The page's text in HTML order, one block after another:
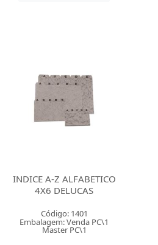
INDICE A-Z ALFABETICO
4X6 DELUCAS
Código: 1401
Embalagem: Venda PC\1
Master PC\1